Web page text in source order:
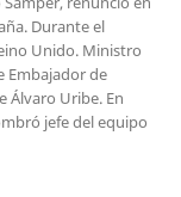
Durante el
Unido. Ministro
Embajador de
Álvaro Uribe. En
jefe del equipo